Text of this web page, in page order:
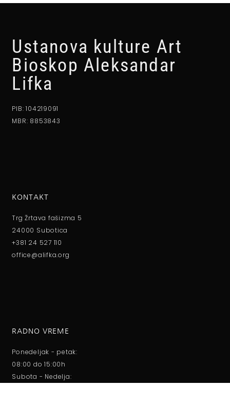
Ustanova kulture Art
Bioskop Aleksandar
Lifka
PIB: 104219091
MBR: 8853843
KONTAKT
Trg Žrtava fašizma 5
24000 Subotica
+381 24 527 110
office@alifka.org
RADNO VREME
Ponedeljak - petak:
08:00 do 15:00h
Subota - Nedelja: